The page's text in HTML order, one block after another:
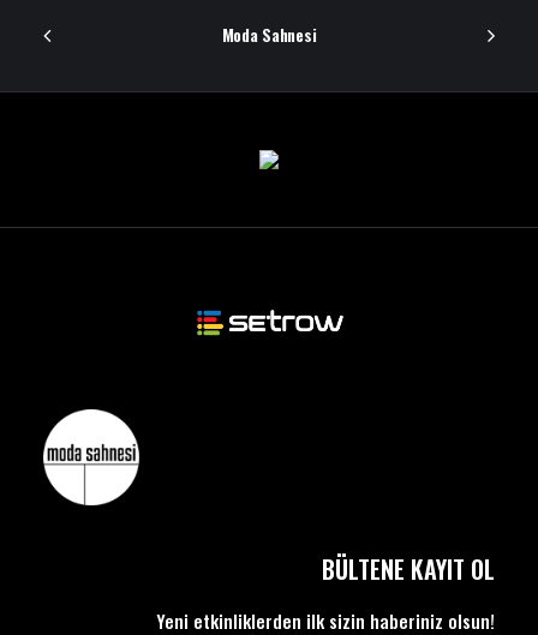
Moda Sahnesi
BÜLTENE KAYIT OL
Yeni etkinliklerden ilk sizin haberiniz olsun!